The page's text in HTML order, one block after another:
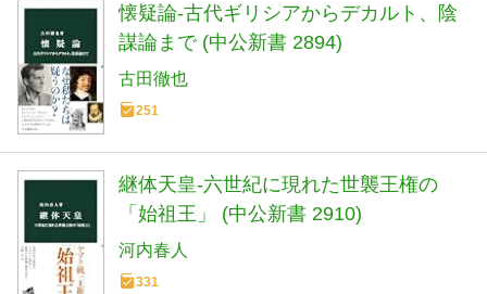
懐疑論-古代ギリシアからデカルト、陰
謀論まで (中公新書 2894)
古田徹也
251
継体天皇-六世紀に現れた世襲王権の
「始祖王」 (中公新書 2910)
河内春人
331